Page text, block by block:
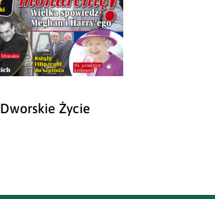
Dworskie Życie